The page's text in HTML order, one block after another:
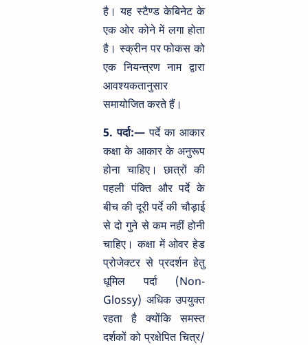
है। यह स्टैण्ड केबिनेट के
एक ओर कोने में लगा होता
है। स्क्रीन पर फोकस को
एक नियन्त्रण नाम द्वारा
आवश्यकतानुसार
समायोजित करते हैं।
5. पर्दा:— पर्दे का आकार
कक्षा के आकार के अनुरूप
होना चाहिए। छात्रों की
पहली पंक्ति और पर्दे के
बीच की दूरी पर्दे की चौड़ाई
से दो गुने से कम नहीं होनी
चाहिए। कक्षा में ओवर हेड
प्रोजेक्टर से प्रदर्शन हेतु
धूमिल पर्दा (Non-
Glossy) अधिक उपयुक्त
रहता है क्योंकि समस्त
दर्शकों को प्रक्षेपित चित्र/